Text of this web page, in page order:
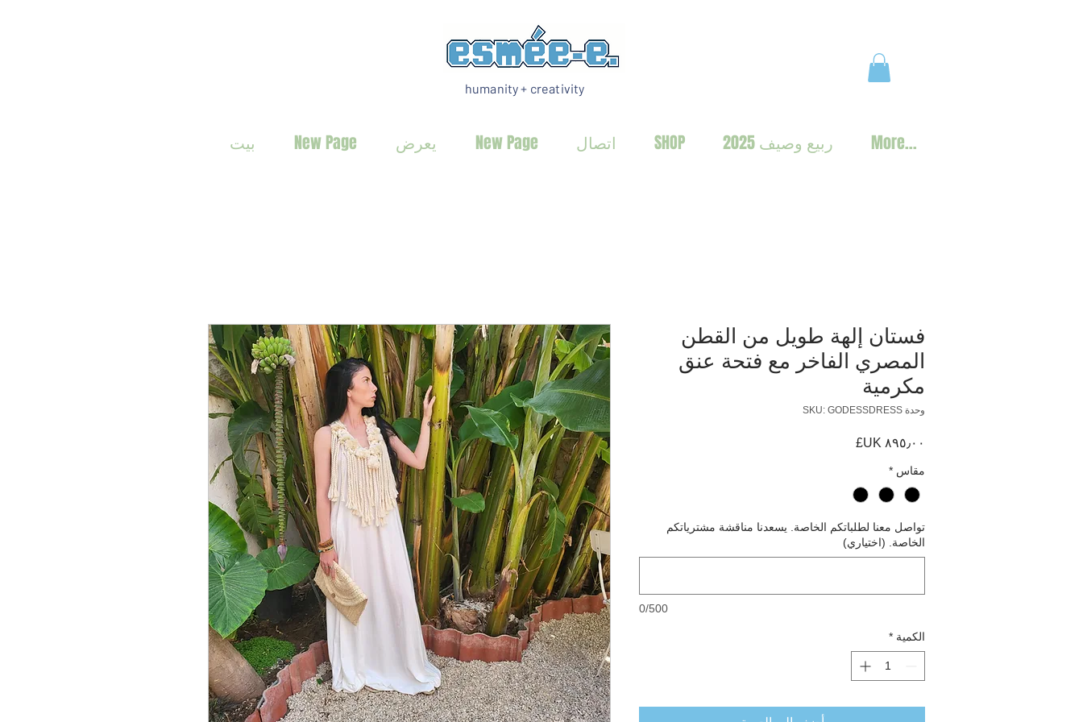
humanity + creativity
بيت New Page يعرض New Page اتصال SHOP ربيع وصيف 2025 More...
فستان إلهة طويل من القطن
المصري الفاخر مع فتحة عنق
مكرمية
وحدة SKU: GODESSDRESS
السعر
مقاس *
تواصل معنا لطلباتكم الخاصة. يسعدنا مناقشة مشترياتكم
الخاصة. (اختياري)
0/500
الكمية *